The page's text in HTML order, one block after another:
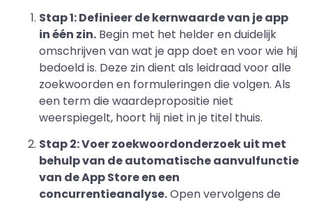
Stap 1: Definieer de kernwaarde van je app
in één zin. Begin met het helder en duidelijk
omschrijven van wat je app doet en voor wie hij
bedoeld is. Deze zin dient als leidraad voor alle
zoekwoorden en formuleringen die volgen. Als
een term die waardepropositie niet
weerspiegelt, hoort hij niet in je titel thuis.
Stap 2: Voer zoekwoordonderzoek uit met
behulp van de automatische aanvulfunctie
van de App Store en een
concurrentieanalyse.Open vervolgens de